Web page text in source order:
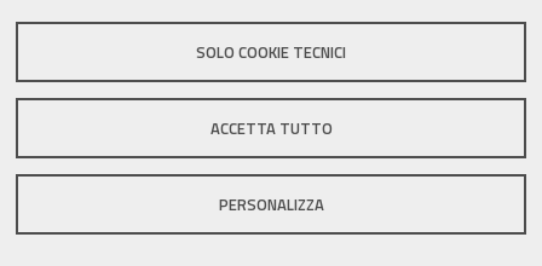
SOLO COOKIE TECNICI
ACCETTA TUTTO
PERSONALIZZA